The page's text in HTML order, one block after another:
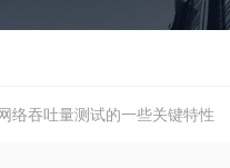
网络吞吐量测试的一些关键特性